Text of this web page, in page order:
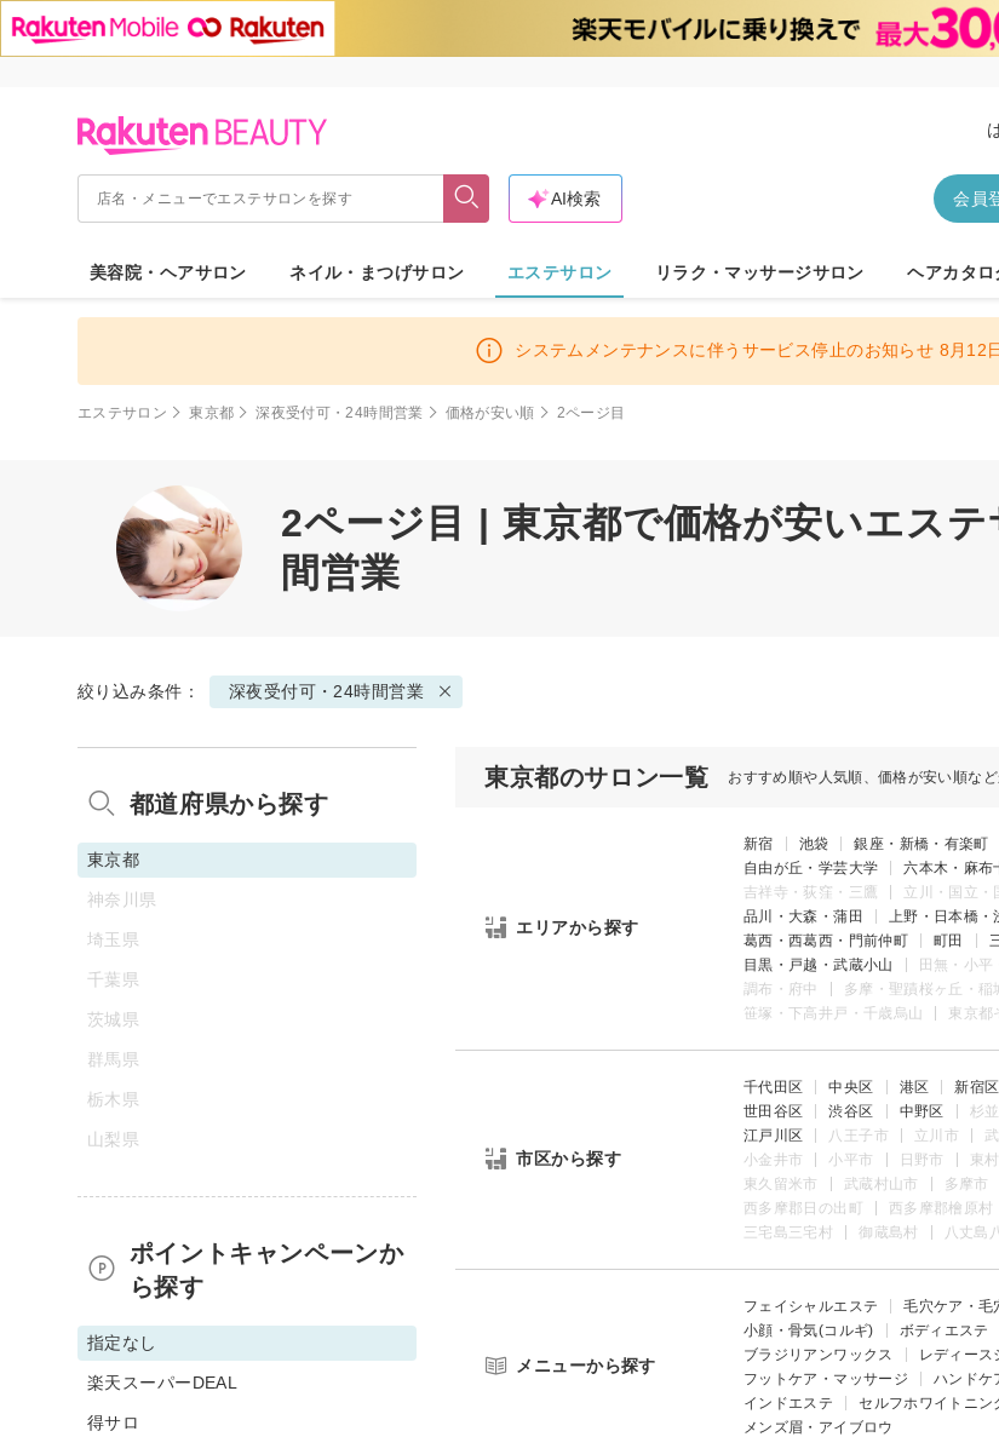
会員
AI検索
美容院・ヘアサロン ネイル・まつげサロン エステサロン リラク・マッサージサロン ヘアカタロ
システムメンテナンスに伴うサービス停止のお知らせ 8月12
エステサロン 東京都 深夜受付可・24時間営業 価格が安い順 2ページ目
2ページ目 | 東京都で価格が安いエス
間営業
絞り込み条件： 深夜受付可・24時間営業
東京都のサロン一覧 おすすめ順や人気順、価格が安い順な
エリアから探す
新宿 池袋 銀座・新橋・有楽町
自由が丘・学芸大学
六本木・麻布
吉祥寺・荻窪・三鷹
立川・国立・
品川・大森・蒲田
上野・日本橋・
葛西・西葛西・門前仲町
町田
目黒・戸越・武蔵小山
田無・小平
調布・府中
多摩・聖蹟桜ヶ丘・稲
笹塚・下高井戸・千歳烏山
東京都
市区から探す
千代田区 中央区 港区 新宿区
世田谷区
渋谷区 中野区 杉
江戸川区
八王子市 立川市
小金井市
小平市 日野市 東
東久留米市
武蔵村山市 多摩市
西多摩郡日の出町
西多摩郡檜原村
三宅島三宅村
御蔵島村 八丈島
メニューから探す
フェイシャルエステ 毛穴ケア・毛
小顔・骨気(コルギ)
ボディエステ
ブラジリアンワックス
レディース
フットケア・マッサージ
ハンドケ
インドエステ
セルフホワイトニン
メンズ眉・アイブロウ
都道府県から探す
東京都
神奈川県
埼玉県
千葉県
茨城県
群馬県
栃木県
山梨県
ポイントキャンペーンか
ら探す
指定なし
楽天スーパーDEAL
得サロ